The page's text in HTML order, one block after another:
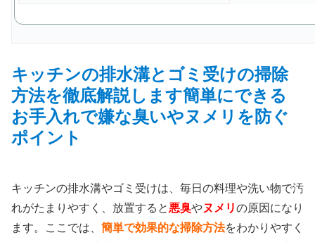
キッチンの排水溝とゴミ受けの掃除
方法を徹底解説します簡単にできる
お手入れで嫌な臭いやヌメリを防ぐ
ポイント
キッチンの排水溝やゴミ受けは、毎日の料理や洗い物で汚
れがたまりやすく、放置すると 悪臭やヌメリの原因になり
ます。ここでは、 簡単で効果的な掃除方法をわかりやすく